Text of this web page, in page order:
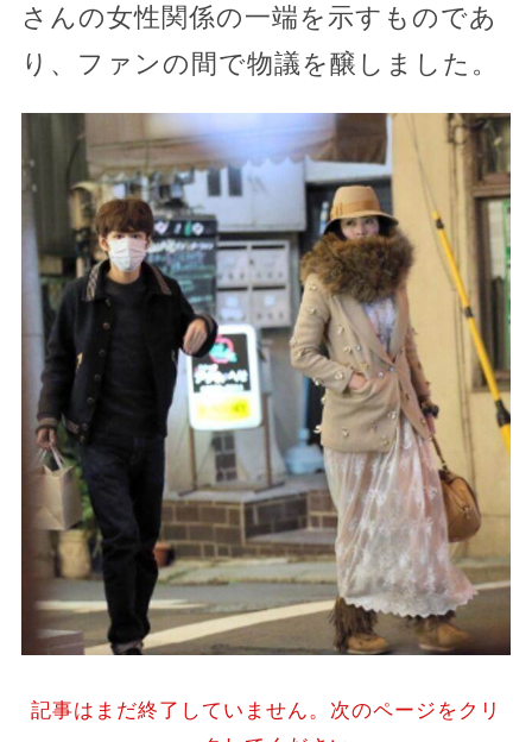
さんの女性関係の一端を示すものであ
り、ファンの間で物議を醸しました。
記事はまだ終了していません。次のページをクリ